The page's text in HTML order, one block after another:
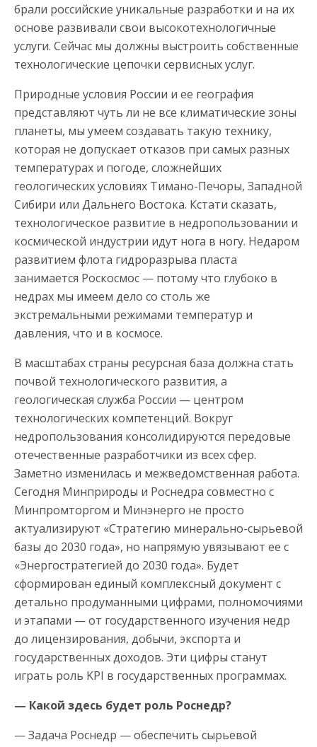
брали российские уникальные разработки и на их
основе развивали свои высокотехнологичные
услуги. Сейчас мы должны выстроить собственные
технологические цепочки сервисных услуг.
Природные условия России и ее география
представляют чуть ли не все климатические зоны
планеты, мы умеем создавать такую технику,
которая не допускает отказов при самых разных
температурах и погоде, сложнейших
геологических условиях Тимано-Печоры, Западной
Сибири или Дальнего Востока. Кстати сказать,
технологическое развитие в недропользовании и
космической индустрии идут нога в ногу. Недаром
развитием флота гидроразрыва пласта
занимается Роскосмос — потому что глубоко в
недрах мы имеем дело со столь же
экстремальными режимами температур и
давления, что и в космосе.
В масштабах страны ресурсная база должна стать
почвой технологического развития, а
геологическая служба России — центром
технологических компетенций. Вокруг
недропользования консолидируются передовые
отечественные разработчики из всех сфер.
Заметно изменилась и межведомственная работа.
Сегодня Минприроды и Роснедра совместно с
Минпромторгом и Минэнерго не просто
актуализируют «Стратегию минерально-сырьевой
базы до 2030 года», но напрямую увязывают ее с
«Энергостратегией до 2030 года». Будет
сформирован единый комплексный документ с
детально продуманными цифрами, полномочиями
и этапами — от государственного изучения недр
до лицензирования, добычи, экспорта и
государственных доходов. Эти цифры станут
играть роль KPI в государственных программах.
— Какой здесь будет роль Роснедр?
— Задача Роснедр — обеспечить сырьевой